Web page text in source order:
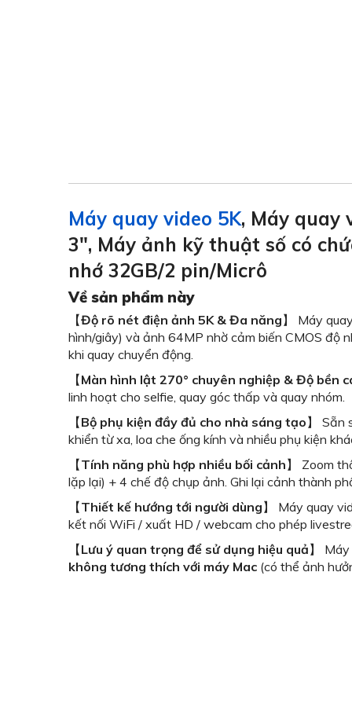
Máy quay video 5K, Máy quay
3", Máy ảnh kỹ thuật số có
nhớ 32GB/2 pin/Micrô
Về sản phẩm này
【Độ rõ nét điện ảnh 5K & Đa năng】 Máy
hình/giây) và ảnh 64MP nhờ cảm biến CMOS độ
khi quay chuyển động.
【Màn hình lật 270° chuyên nghiệp & Độ bền
linh hoạt cho selfie, quay góc thấp và quay nhóm.
【Bộ phụ kiện đầy đủ cho nhà sáng tạo】 Sẵn
khiển từ xa, loa che ống kính và nhiều phụ kiện
【Tính năng phù hợp nhiều bối cảnh】 Zoom
lặp lại) + 4 chế độ chụp ảnh. Ghi lại cảnh thành
【Thiết kế hướng tới người dùng】 Máy quay
kết nối WiFi / xuất HD / webcam cho phép
【Lưu ý quan trọng để sử dụng hiệu quả】
không tương thích với máy Mac (có thể ảnh